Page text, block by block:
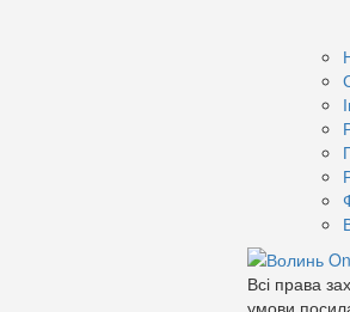
Всі права